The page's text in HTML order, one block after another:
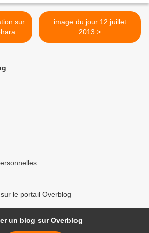
image du jour 12 juillet
2013 >
le portail Overblog
un blog sur Overblog